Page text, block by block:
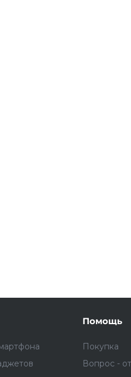
Помощь
Покупка
Вопрос -